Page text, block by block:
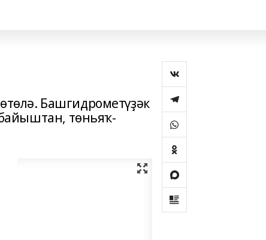
Башгидрометүҙәк
төньяҡ-